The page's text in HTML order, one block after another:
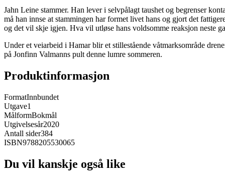
Jahn Leine stammer. Han lever i selvpålagt taushet og begrenser
må han innse at stammingen har formet livet hans og gjort det
og det vil skje igjen. Hva vil utløse hans voldsomme reaksjon neste
Under et veiarbeid i Hamar blir et stillestående våtmarksområde
på Jonfinn Valmanns pult denne lumre sommeren.
Produktinformasjon
FormatInnbundet
Utgave1
MålformBokmål
Utgivelsesår2020
Antall sider384
ISBN9788205530065
Du vil kanskje også like